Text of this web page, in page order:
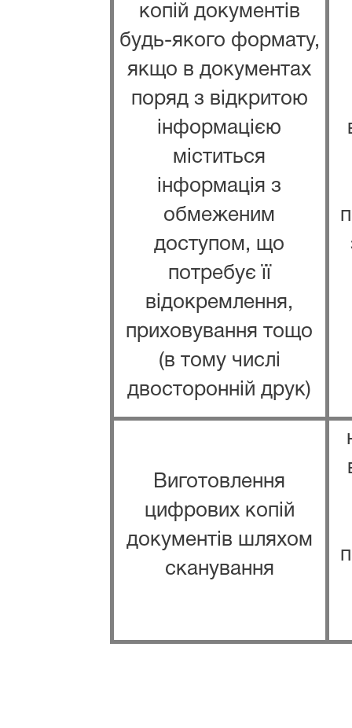
копій документів
будь-якого формату,
якщо в документах
поряд з відкритою
інформацією
міститься
інформація з
обмеженим
доступом, що
потребує її
відокремлення,
приховування тощо
(в тому числі
двосторонній друк)
Виготовлення
цифрових копій
документів шляхом
сканування